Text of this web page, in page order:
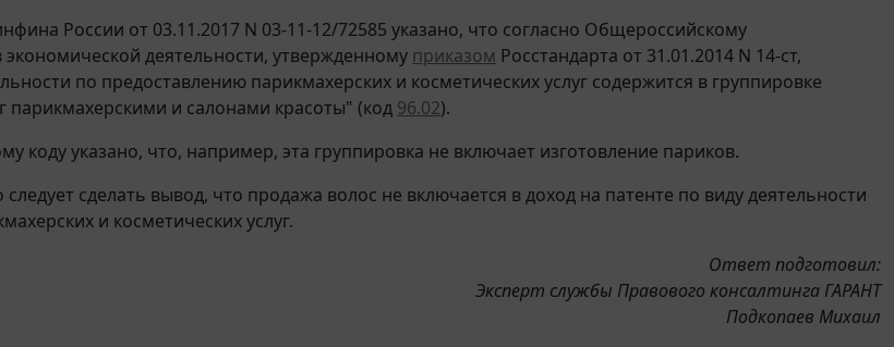
России от 03.11.2017 N 03-11-12/72585 указано, что согласно Общероссийскому
экономической деятельности, утвержденному приказом Росстандарта от 31.01.2014 N 14-ст,
по предоставлению парикмахерских и косметических услуг содержится в группировке
парикмахерскими и салонами красоты" (код 96.02).
коду указано, что, например, эта группировка не включает изготовление париков.
сделать вывод, что продажа волос не включается в доход на патенте по виду деятельности
и косметических услуг.
Ответ подготовил:
Эксперт службы Правового консалтинга ГАРАНТ
Подкопаев Михаил